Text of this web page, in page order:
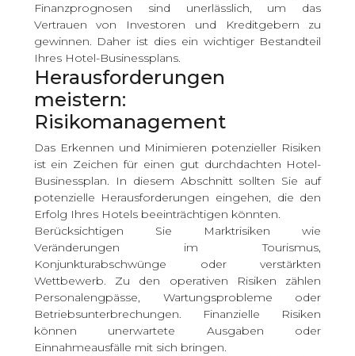
Finanzprognosen sind unerlässlich, um das
Vertrauen von Investoren und Kreditgebern zu
gewinnen. Daher ist dies ein wichtiger Bestandteil
Ihres Hotel-Businessplans.
Herausforderungen
meistern:
Risikomanagement
Das Erkennen und Minimieren potenzieller Risiken
ist ein Zeichen für einen gut durchdachten Hotel-
Businessplan. In diesem Abschnitt sollten Sie auf
potenzielle Herausforderungen eingehen, die den
Erfolg Ihres Hotels beeinträchtigen könnten.
Berücksichtigen Sie Marktrisiken wie
Veränderungen im Tourismus,
Konjunkturabschwünge oder verstärkten
Wettbewerb. Zu den operativen Risiken zählen
Personalengpässe, Wartungsprobleme oder
Betriebsunterbrechungen. Finanzielle Risiken
können unerwartete Ausgaben oder
Einnahmeausfälle mit sich bringen.